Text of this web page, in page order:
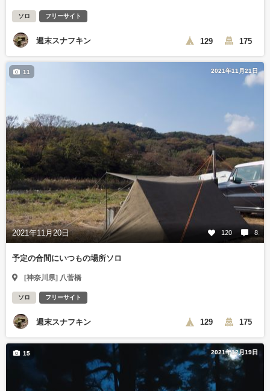
ソロ フリーサイト
週末スナフキン 129 175
2021年11月21日
2021年11月20日 120 8
11
予定の合間にいつもの場所ソロ
[神奈川県] 八菅橋
ソロ フリーサイト
週末スナフキン 129 175
2021年12月19日
15